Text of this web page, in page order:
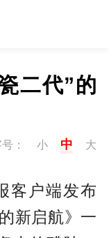
二代”的
： 小 中 大
客户端发布
新启航》一